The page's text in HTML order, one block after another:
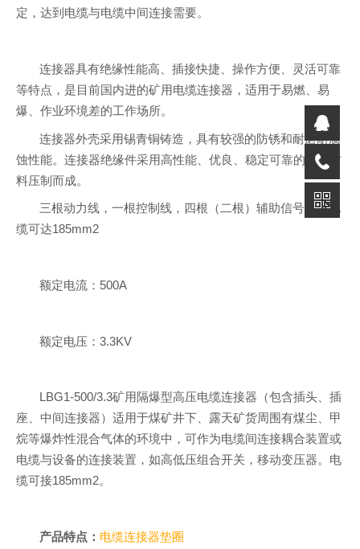
定，达到电缆与电缆中间连接需要。
连接器具有绝缘性能高、插接快捷、操作方便、灵活可靠
等特点，是目前国内进的矿用电缆连接器，适用于易燃、易
爆、作业环境差的工作场所。
连接器外壳采用锡青铜铸造，具有较强的防锈和耐磨耐腐
蚀性能。连接器绝缘件采用高性能、优良、稳定可靠的绝缘材
料压制而成。
三根动力线，一根控制线，四根（二根）辅助信号线，电
缆可达185mm2
额定电流：500A
额定电压：3.3KV
LBG1-500/3.3矿用隔爆型高压电缆连接器（包含插头、插
座、中间连接器）适用于煤矿井下、露天矿货周围有煤尘、甲
烷等爆炸性混合气体的环境中，可作为电缆间连接耦合装置或
电缆与设备的连接装置，如高低压组合开关，移动变压器。电
缆可接185mm2。
产品特点： 电缆连接器垫圈